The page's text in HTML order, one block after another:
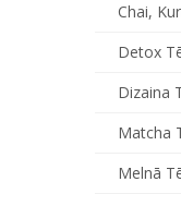
Chai,
Detox
Dizaina
Matcha
Melnā